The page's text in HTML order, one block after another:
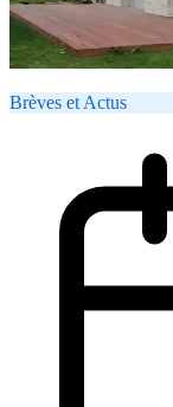
Brèves et Actus